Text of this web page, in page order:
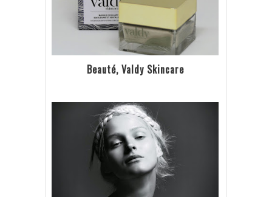
Beauté, Valdy Skincare